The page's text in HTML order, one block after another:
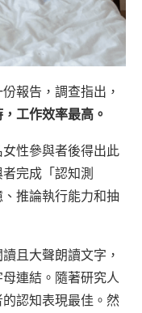
報告，調查指出，
工作效率最高。
性參與者後得出此
完成「認知測
推論執行能力和抽
且大聲朗讀文字，
連結。隨著研究人
認知表現最佳。然